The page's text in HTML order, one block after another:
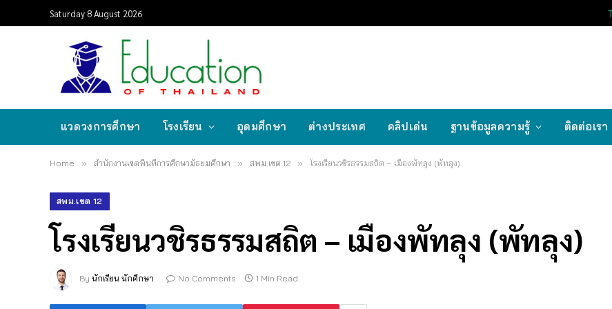
Saturday 8 August 2026
แวดวงการศึกษา โรงเรียน อุดมศึกษา ต่างประเทศ คลิปเด่น ฐานข้อมูลความรู้ ติดต่อเรา
Home » สำนักงานเขตพื้นที่การศึกษามัธยมศึกษา » สพม.เขต 12 » โรงเรียนวชิรธรรมสถิต – เมืองพัทลุง (พัทลุง)
สพม.เขต 12
โรงเรียนวชิรธรรมสถิต – เมืองพัทลุง (พัทลุง)
By นักเรียน นักศึกษา No Comments 1 Min Read